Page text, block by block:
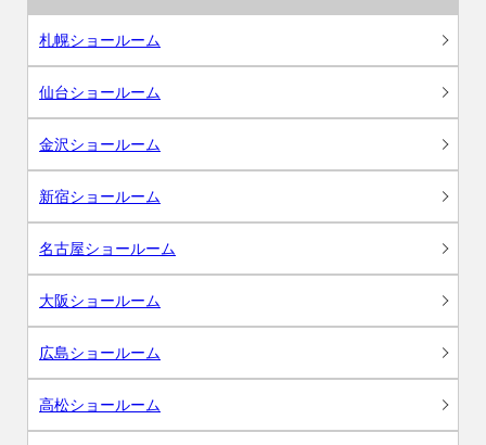
札幌ショールーム
仙台ショールーム
金沢ショールーム
新宿ショールーム
名古屋ショールーム
大阪ショールーム
広島ショールーム
高松ショールーム